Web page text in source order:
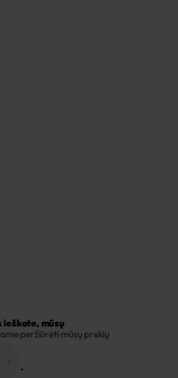
mūsų
peržiūrėti mūsų prekių
.